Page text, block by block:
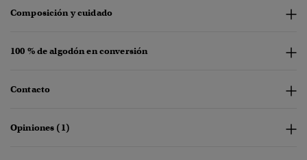
Composición y cuidado
100 % de algodón en conversión
Contacto
Opiniones (1)